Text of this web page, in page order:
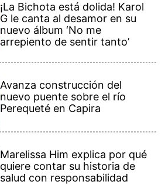
¡La Bichota está dolida! Karol
G le canta al desamor en su
nuevo álbum ‘No me
arrepiento de sentir tanto’
Avanza construcción del
nuevo puente sobre el río
Perequeté en Capira
Marelissa Him explica por qué
quiere contar su historia de
salud con responsabilidad